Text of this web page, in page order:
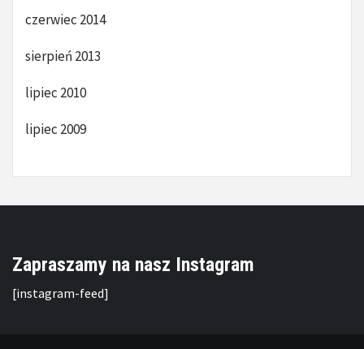
czerwiec 2014
sierpień 2013
lipiec 2010
lipiec 2009
Zapraszamy na nasz Instagram
[instagram-feed]